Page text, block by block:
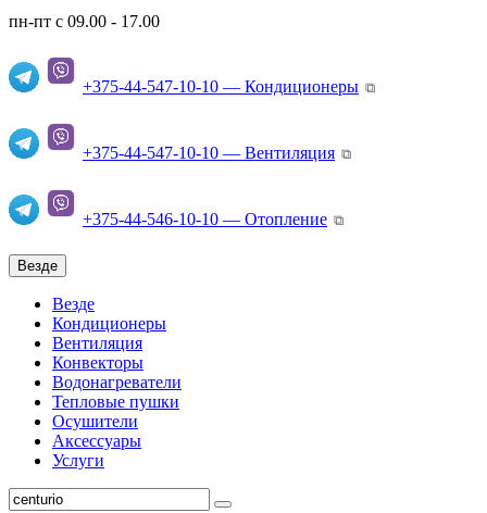
пн-пт с 09.00 - 17.00
+375-44-547-10-10 — Кондиционеры ⧉
+375-44-547-10-10 — Вентиляция ⧉
+375-44-546-10-10 — Отопление ⧉
Везде
Везде
Кондиционеры
Вентиляция
Конвекторы
Водонагреватели
Тепловые пушки
Осушители
Аксессуары
Услуги